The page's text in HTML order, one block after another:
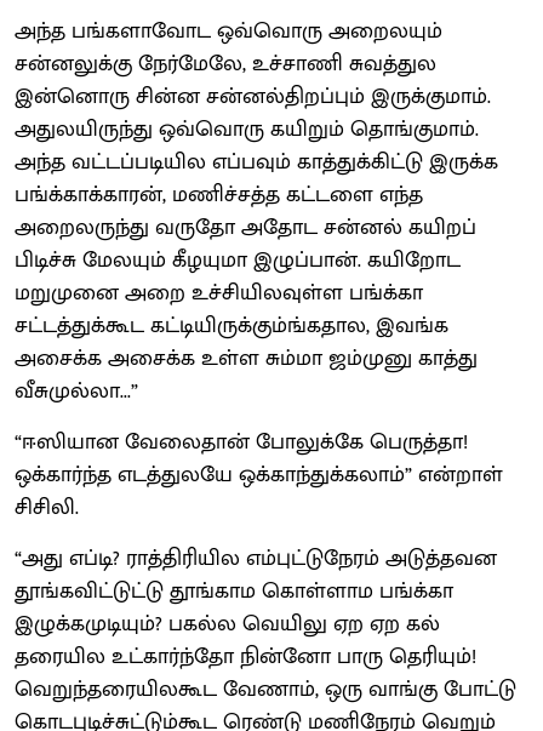
அந்த பங்களாவோட ஒவ்வொரு அறைலயும்
சன்னலுக்கு நேர்மேலே, உச்சாணி சுவத்துல
இன்னொரு சின்ன சன்னல்திறப்பும் இருக்குமாம்.
அதுலயிருந்து ஒவ்வொரு கயிறும் தொங்குமாம்.
அந்த வட்டப்படியில எப்பவும் காத்துக்கிட்டு இருக்க
பங்க்காக்காரன், மணிச்சத்த கட்டளை எந்த
அறைலருந்து வருதோ அதோட சன்னல் கயிறப்
பிடிச்சு மேலயும் கீழயுமா இழுப்பான். கயிறோட
மறுமுனை அறை உச்சியிலவுள்ள பங்க்கா
சட்டத்துக்கூட கட்டியிருக்கும்ங்கதால, இவங்க
அசைக்க அசைக்க உள்ள சும்மா ஜம்முனு காத்து
வீசுமுல்லா...”
“ஈஸியான வேலைதான் போலுக்கே பெருத்தா!
ஒக்கார்ந்த எடத்துலயே ஒக்காந்துக்கலாம்” என்றாள்
சிசிலி.
“அது எப்டி? ராத்திரியில எம்புட்டுநேரம் அடுத்தவன
தூங்கவிட்டுட்டு தூங்காம கொள்ளாம பங்க்கா
இழுக்கமுடியும்? பகல்ல வெயிலு ஏற ஏற கல்
தரையில உட்கார்ந்தோ நின்னோ பாரு தெரியும்!
வெறுந்தரையிலகூட வேணாம், ஒரு வாங்கு போட்டு
கொடபுடிச்சுட்டும்கூட ரெண்டு மணிநேரம் வெறும்